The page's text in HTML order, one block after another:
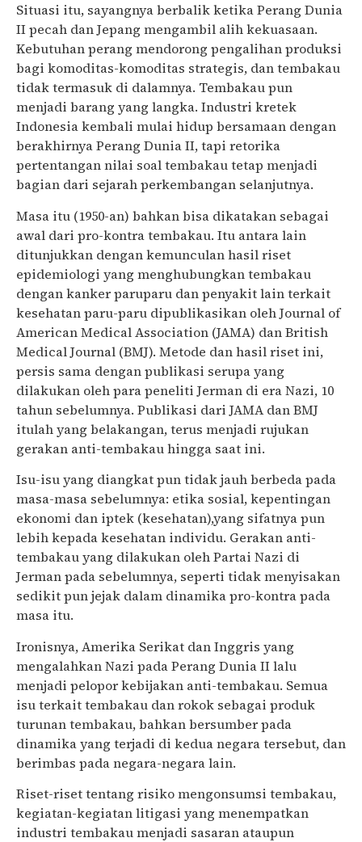
Situasi itu, sayangnya berbalik ketika Perang Dunia
II pecah dan Jepang mengambil alih kekuasaan.
Kebutuhan perang mendorong pengalihan produksi
bagi komoditas-komoditas strategis, dan tembakau
tidak termasuk di dalamnya. Tembakau pun
menjadi barang yang langka. Industri kretek
Indonesia kembali mulai hidup bersamaan dengan
berakhirnya Perang Dunia II, tapi retorika
pertentangan nilai soal tembakau tetap menjadi
bagian dari sejarah perkembangan selanjutnya.
Masa itu (1950-an) bahkan bisa dikatakan sebagai
awal dari pro-kontra tembakau. Itu antara lain
ditunjukkan dengan kemunculan hasil riset
epidemiologi yang menghubungkan tembakau
dengan kanker paruparu dan penyakit lain terkait
kesehatan paru-paru dipublikasikan oleh Journal of
American Medical Association (JAMA) dan British
Medical Journal (BMJ). Metode dan hasil riset ini,
persis sama dengan publikasi serupa yang
dilakukan oleh para peneliti Jerman di era Nazi, 10
tahun sebelumnya. Publikasi dari JAMA dan BMJ
itulah yang belakangan, terus menjadi rujukan
gerakan anti-tembakau hingga saat ini.
Isu-isu yang diangkat pun tidak jauh berbeda pada
masa-masa sebelumnya: etika sosial, kepentingan
ekonomi dan iptek (kesehatan),yang sifatnya pun
lebih kepada kesehatan individu. Gerakan anti-
tembakau yang dilakukan oleh Partai Nazi di
Jerman pada sebelumnya, seperti tidak menyisakan
sedikit pun jejak dalam dinamika pro-kontra pada
masa itu.
Ironisnya, Amerika Serikat dan Inggris yang
mengalahkan Nazi pada Perang Dunia II lalu
menjadi pelopor kebijakan anti-tembakau. Semua
isu terkait tembakau dan rokok sebagai produk
turunan tembakau, bahkan bersumber pada
dinamika yang terjadi di kedua negara tersebut, dan
berimbas pada negara-negara lain.
Riset-riset tentang risiko mengonsumsi tembakau,
kegiatan-kegiatan litigasi yang menempatkan
industri tembakau menjadi sasaran ataupun